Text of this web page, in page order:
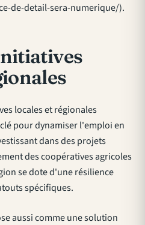
de-detail-sera-numerique/).
locales et régionales
pour dynamiser l'emploi en
dans des projets
des coopératives agricoles
se dote d'une résilience
spécifiques.
aussi comme une solution